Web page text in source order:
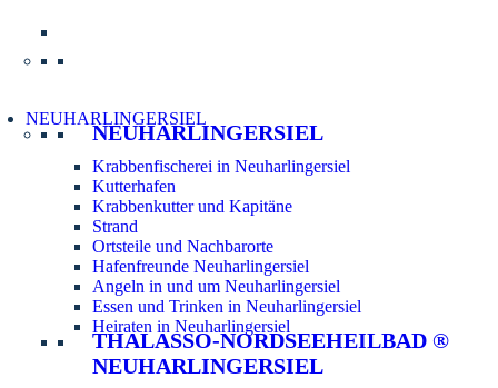
NEUHARLINGERSIEL
NEUHARLINGERSIEL
Krabbenfischerei in Neuharlingersiel
Kutterhafen
Krabbenkutter und Kapitäne
Strand
Ortsteile und Nachbarorte
Hafenfreunde Neuharlingersiel
Angeln in und um Neuharlingersiel
Essen und Trinken in Neuharlingersiel
Heiraten in Neuharlingersiel
THALASSO-NORDSEEHEILBAD ®
NEUHARLINGERSIEL